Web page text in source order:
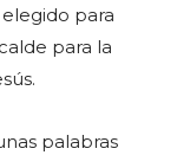
para
para la
palabras